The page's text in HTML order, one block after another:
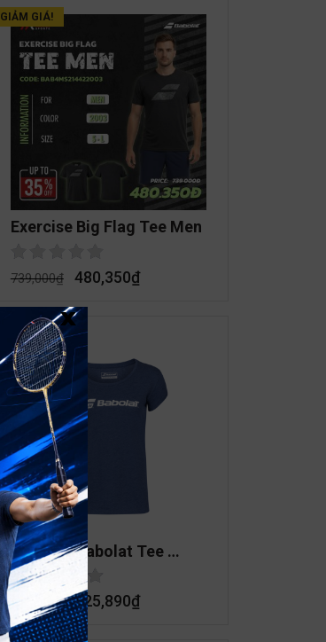
GIẢM GIÁ!
Exercise Big Flag Tee Men
739,000₫ 480,350₫
GIẢM GIÁ!
Exercise Babolat Tee
Women
639,000₫ 325,890₫
x